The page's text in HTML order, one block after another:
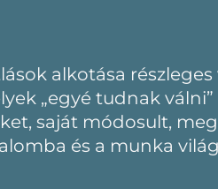
alkotása
„egyé tudnak
saját módosult,
és a munka